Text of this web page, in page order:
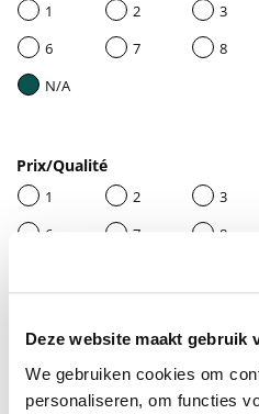
Deze website maakt gebruik
We gebruiken cookies om
personaliseren, om functies
1 2 3
6
7 8
N/A
Prix/Qualité
1 2 3
6
7 8